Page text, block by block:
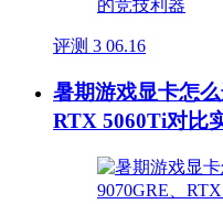
评测 3 06.16
暑期游戏显卡怎
RTX 5060Ti对比